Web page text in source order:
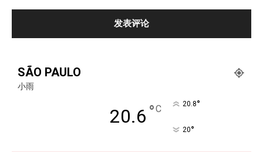
SÃO PAULO
小雨
20.6 °C 20.8°
20°